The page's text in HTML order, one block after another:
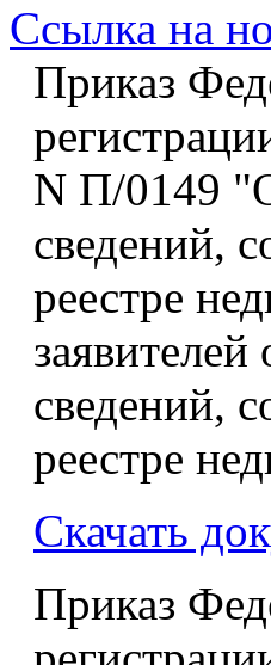
Ссылка на
Приказ
N П/0149
сведений,
реестре
сведений,
реестре
Скачать
Приказ